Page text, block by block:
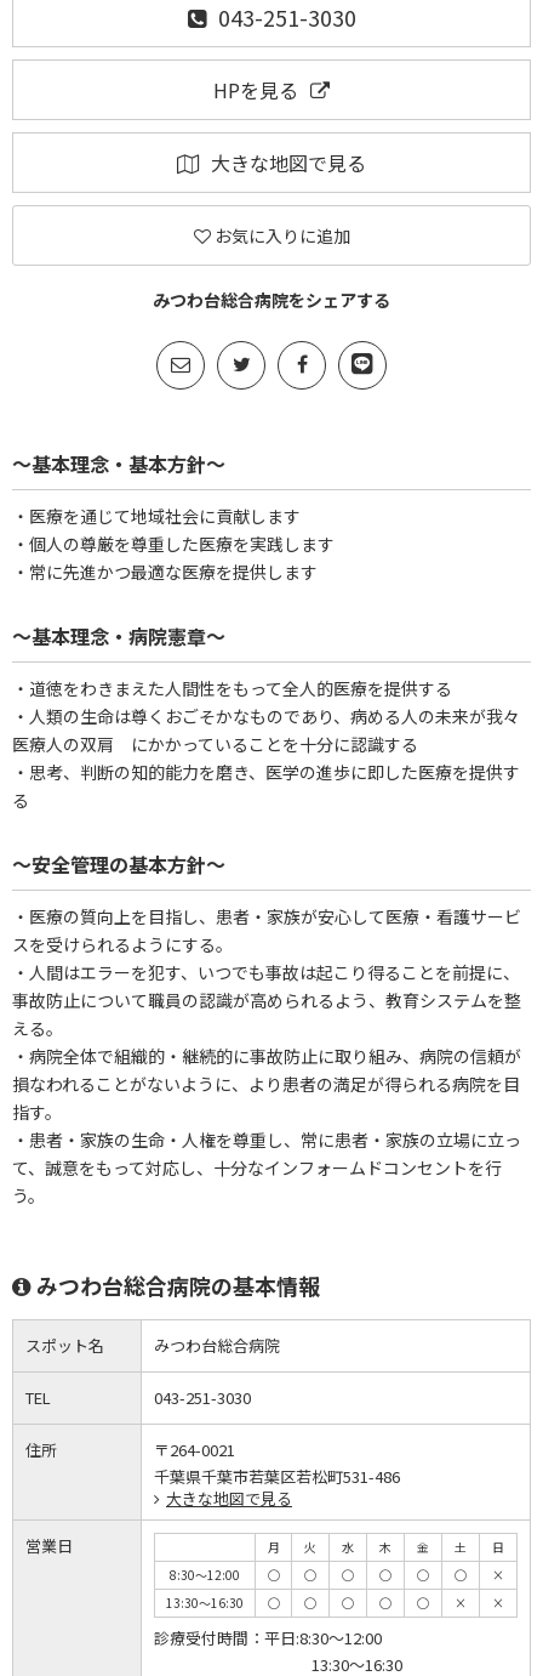
043-251-3030
HPを見る
大きな地図で見る
お気に入りに追加
みつわ台総合病院をシェアする
～基本理念・基本方針～
・医療を通じて地域社会に貢献します
・個人の尊厳を尊重した医療を実践します
・常に先進かつ最適な医療を提供します
～基本理念・病院憲章～
・道徳をわきまえた人間性をもって全人的医療を提供する
・人類の生命は尊くおごそかなものであり、病める人の未来が我々
医療人の双肩 にかかっていることを十分に認識する
・思考、判断の知的能力を磨き、医学の進歩に即した医療を提供す
る
～安全管理の基本方針～
・医療の質向上を目指し、患者・家族が安心して医療・看護サービ
スを受けられるようにする。
・人間はエラーを犯す、いつでも事故は起こり得ることを前提に、
事故防止について職員の認識が高められるよう、教育システムを整
える。
・病院全体で組織的・継続的に事故防止に取り組み、病院の信頼が
損なわれることがないように、より患者の満足が得られる病院を目
指す。
・患者・家族の生命・人権を尊重し、常に患者・家族の立場に立っ
て、誠意をもって対応し、十分なインフォームドコンセントを行
う。
みつわ台総合病院の基本情報
スポット名 みつわ台総合病院
TEL 043-251-3030
住所
〒264-0021
千葉県千葉市若葉区若松町531-486
大きな地図で見る
営業日 月 火 水 木 金 土
日
8:30～12:00
◯ ◯ ◯ ◯ ◯ ◯
×
13:30～16:30
◯ ◯ ◯ ◯ ◯ × ×
診療受付時間： 平日:8:30～12:00
13:30～16:30